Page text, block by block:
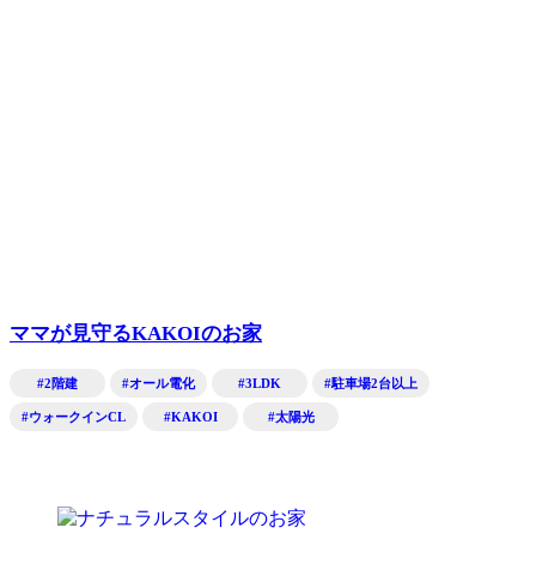
ママが見守るKAKOIのお家
#2階建 #オール電化 #3LDK #駐車場2台以上
#ウォークインCL #KAKOI #太陽光